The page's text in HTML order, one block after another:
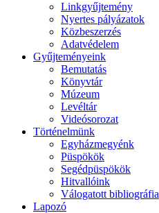
Linkgyűjtemény
Nyertes pályázatok
Közbeszerzés
Adatvédelem
Gyűjteményeink
Bemutatás
Könyvtár
Múzeum
Levéltár
Videósorozat
Történelmünk
Egyházmegyénk
Püspökök
Segédpüspökök
Hitvallóink
Válogatott bibliográfia
Lapozó